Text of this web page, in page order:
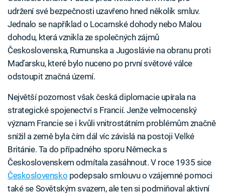
udržení své bezpečnosti uzavřeno hned několik smluv.
Jednalo se například o Locarnské dohody nebo Malou
dohodu, která vznikla ze společných zájmů
Československa, Rumunska a Jugoslávie na obranu proti
Maďarsku, které bylo nuceno po první světové válce
odstoupit značná území.
Největší pozornost však česká diplomacie upírala na
strategické spojenectví s Francií. Jenže velmocenský
význam Francie se i kvůli vnitrostátním problémům značně
snížil a země byla čím dál víc závislá na postoji Velké
Británie. Ta do případného sporu Německa s
Československem odmítala zasáhnout. V roce 1935 sice
Československo podepsalo smlouvu o vzájemné pomoci
také se Sovětským svazem, ale ten si podmiňoval aktivní